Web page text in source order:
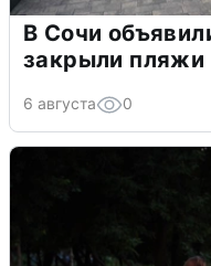
В Сочи
закрыли пляжи
6 августа 0